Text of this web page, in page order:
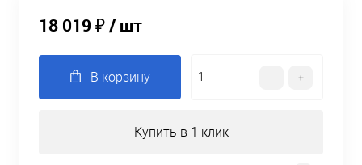
18 019 ₽/ шт
В корзину
Купить в 1 клик